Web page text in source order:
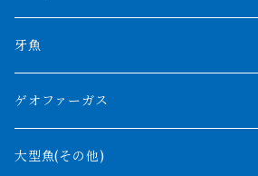
その他アロワナ
コウロントン
ラプラディ
ギニア
コンギクス
小型スネークヘッド
牙魚
ゲオファーガス
大型魚(その他)